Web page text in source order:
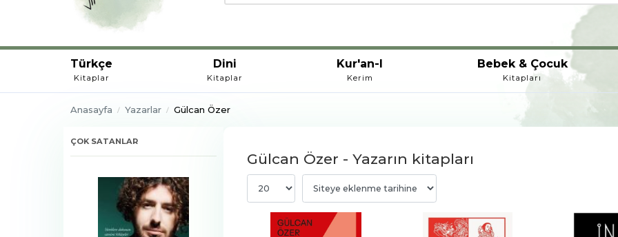
Türkçe
Kitaplar
Dini
Kitaplar
Kur'an-I
Kerim
Bebek & Çocuk
Kitapları
Anasayfa Yazarlar Gülcan Özer
ÇOK SATANLAR
Gülcan Özer - Yazarın kitapları